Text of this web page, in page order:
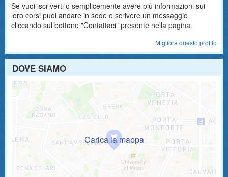
Se vuoi iscriverti o semplicemente avere più informazioni sui
loro corsi puoi andare in sede o scrivere un messaggio
cliccando sul bottone "Contattaci" presente nella pagina.
Migliora questo profilo
DOVE SIAMO